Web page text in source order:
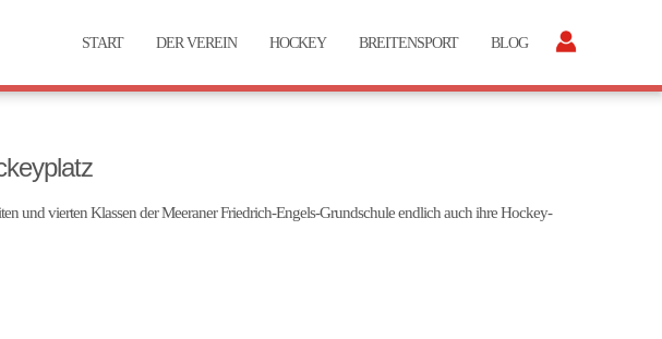
START DER VEREIN HOCKEY BREITENSPORT BLOG
und vierten Klassen der Meeraner Friedrich-Engels-Grundschule endlich auch ihre Hockey-